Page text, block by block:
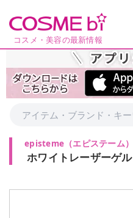
コスメ・美容の最新情報
episteme （エピステーム）
ホワイトレーザーゲル